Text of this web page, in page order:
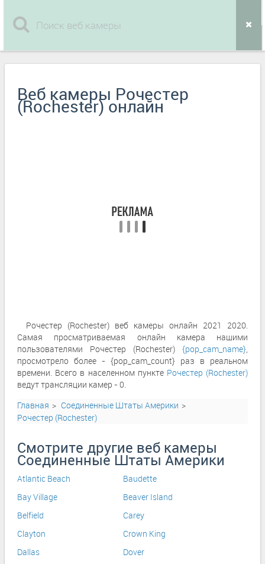
Веб камеры Рочестер
(Rochester) онлайн
Рочестер (Rochester) веб камеры онлайн 2021 2020.
Самая просматриваемая онлайн камера нашими
пользователями Рочестер (Rochester) {pop_cam_name}
просмотрело более - {pop_cam_count} раз в реальном
времени. Всего в населенном пункте Рочестер (Rochester)
ведут трансляции камер - 0.
Главная
Соединенные Штаты Америки
Рочестер (Rochester)
Смотрите другие веб камеры
Соединенные Штаты Америки
Atlantic Beach
Baudette
Bay Village
Beaver Island
Belfield
Carey
Clayton
Crown King
Dallas
Dover